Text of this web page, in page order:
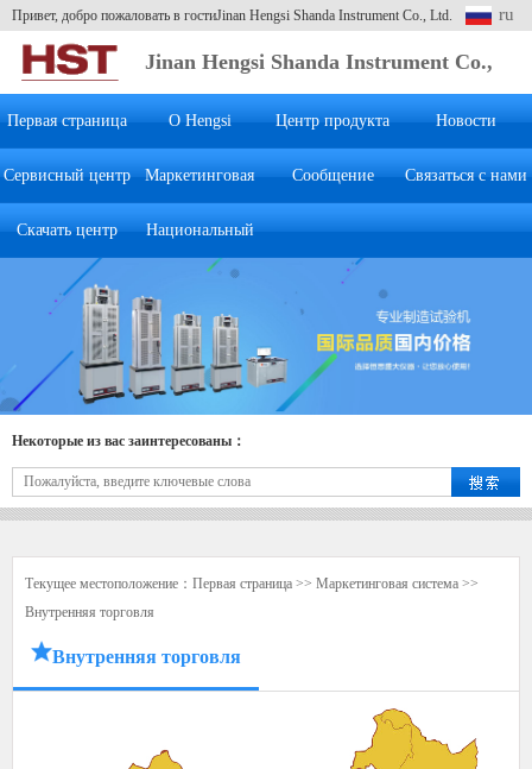
Привет, добро пожаловать в гостиJinan Hengsi Shanda Instrument Co., Ltd. ru
Jinan Hengsi Shanda Instrument Co.,
Ltd.
Первая страница О Hengsi Центр продукта Новости
Сервисный центр Маркетинговая
система
Сообщение
клиента
Связаться с нами
Скачать центр Национальный
Некоторые из вас заинтересованы：
Текущее местоположение： Первая страница >> Маркетинговая система >>
Внутренняя торговля
Внутренняя торговля